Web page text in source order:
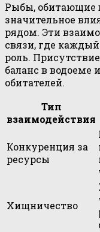
Рыбы, обитающие
значительное
рядом. Эти
связи, где
роль.
баланс в водоеме
обитателей.
Тип
взаимодействия
Конкуренция за
ресурсы
Хищничество